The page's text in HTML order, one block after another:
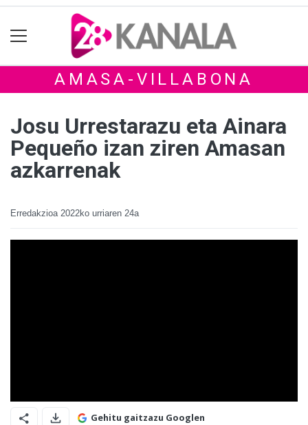
AMASA-VILLABONA
Josu Urrestarazu eta Ainara
Pequeño izan ziren Amasan
azkarrenak
Erredakzioa 2022ko urriaren 24a
Gehitu gaitzazu Googlen